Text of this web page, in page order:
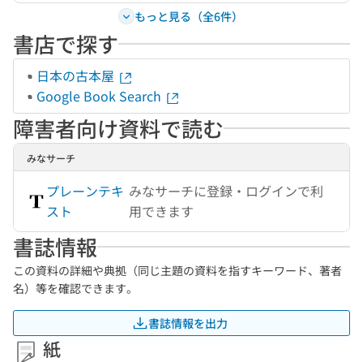
もっと見る（全6件）
書店で探す
日本の古本屋
Google Book Search
障害者向け資料で読む
みなサーチ
プレーンテキ
スト
みなサーチに登録・ログインで利
用できます
書誌情報
この資料の詳細や典拠（同じ主題の資料を指すキーワード、著者
名）等を確認できます。
書誌情報を出力
紙